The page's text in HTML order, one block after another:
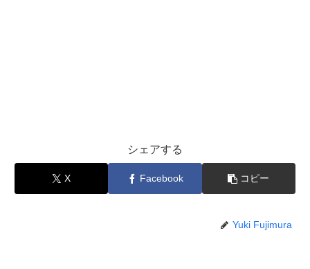
シェアする
X Facebook コピー
Yuki Fujimura